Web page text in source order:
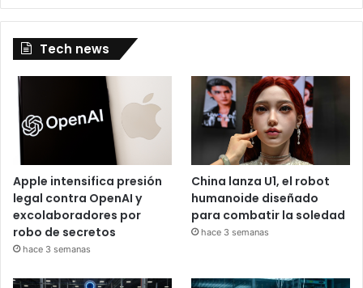
Tech news
Apple intensifica presión
legal contra OpenAI y
excolaboradores por
robo de secretos
hace 3 semanas
China lanza U1, el robot
humanoide diseñado
para combatir la soledad
hace 3 semanas